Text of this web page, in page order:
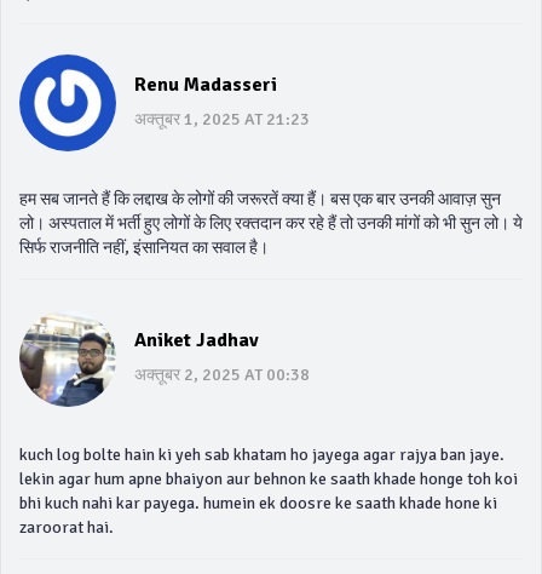
Renu Madasseri
अक्तूबर 1, 2025 AT 21:23
हम सब जानते हैं कि लद्दाख के लोगों की जरूरतें क्या हैं। बस एक बार उनकी आवाज़ सुन
लो। अस्पताल में भर्ती हुए लोगों के लिए रक्तदान कर रहे हैं तो उनकी मांगों को भी सुन लो। ये
सिर्फ राजनीति नहीं, इंसानियत का सवाल है।
Aniket Jadhav
अक्तूबर 2, 2025 AT 00:38
kuch log bolte hain ki yeh sab khatam ho jayega agar rajya ban jaye.
lekin agar hum apne bhaiyon aur behnon ke saath khade honge toh koi
bhi kuch nahi kar payega. humein ek doosre ke saath khade hone ki
zaroorat hai.